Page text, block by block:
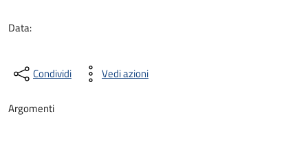
Data:
Condividi Vedi azioni
Argomenti